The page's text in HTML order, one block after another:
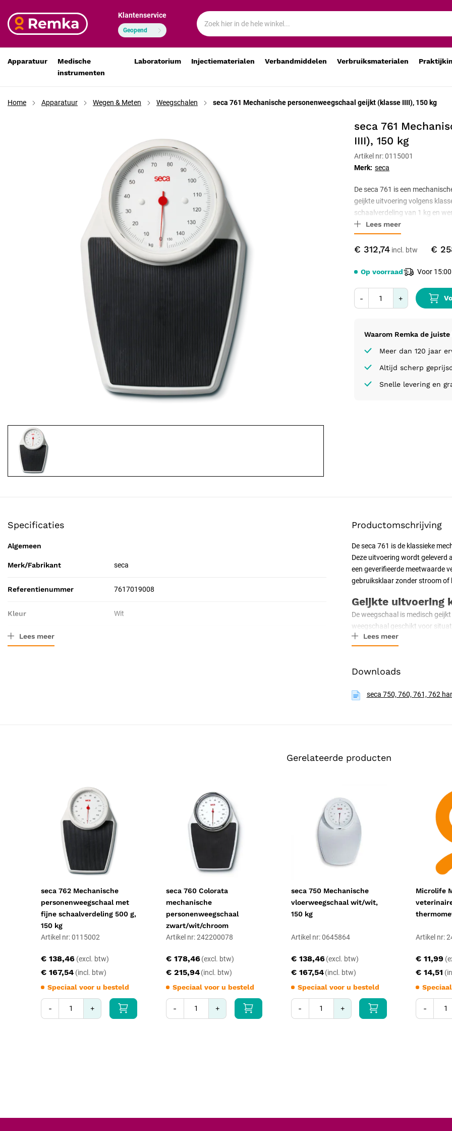
Klantenservice
Geopend
Apparatuur
Medische
instrumenten
Laboratorium Injectiematerialen Verbandmiddelen Verbruiksmaterialen
Home Apparatuur Wegen & Meten Weegschalen seca 761 Mechanische personenweegschaal geijkt (klasse IIII), 150 kg
seca 761
IIII), 150 kg
€ 312,74 €
seca 761 Mechanische personenweegschaal geijkt (klasse IIII), 150 kg
€ 312,74
€ 258,46
- +
Merk: seca
Waarom Remka de juiste
Meer dan 120 jaar
Altijd scherp
Snelle levering en
Artikel nr: 0115001
Op voorraad Voor
De seca 761 is een
geijkte uitvoering volgens
schaalverdeling van 1 kg en
zwaar hefboomsysteem is
Lees meer
Specificaties
Algemeen
Merk/Fabrikant seca
Referentienummer 7617019008
Kleur Wit
Verpakkingstype
Lees meer
Productomschrijving
De seca 761 is de klassieke
Deze uitvoering wordt geleverd
een geverifieerde meetwaarde
gebruiksklaar zonder stroom of
Geijkte uitvoering
De weegschaal is medisch
weegschaal geschikt voor
bijvoorbeeld bij
Robuuste
langdurig en intensief gebruik.
weegplateau met antislip
Toepassing en
De geijkte uitvoering maakt de
moet zijn, bijvoorbeeld bij
gewicht. Doordat de
weegschaal ook bij intensief
behuizing zijn ontworpen op
Toepassing en
De seca 761 wordt ingezet in
zorgomgevingen waar een
heeft, is de plek vrij te kiezen.
schaalverdeling van 500 geen
Lees meer
Downloads
seca 750, 760, 761, 762
Gerelateerde producten
seca 762 Mechanische
personenweegschaal met
fijne schaalverdeling 500 g,
150 kg
Artikel nr: 0115002
€ 167,54
€ 138,46
Speciaal voor u besteld
- +
seca 760 Colorata
mechanische
personenweegschaal
zwart/wit/chroom
Artikel nr: 242200078
€ 215,94
€ 178,46
Speciaal voor u besteld
- +
seca 750 Mechanische
vloerweegschaal wit/wit,
150 kg
Artikel nr: 0645864
€ 167,54
€ 138,46
Speciaal voor u besteld
- +
Microlife
Artikel nr:
€ 14,51
€ 11,99
-